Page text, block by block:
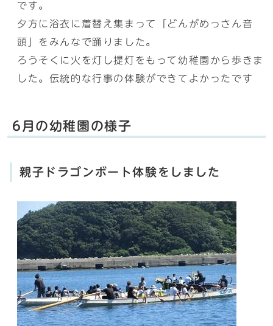
です。
夕方に浴衣に着替え集まって「どんがめっさん音
頭」をみんなで踊りました。
ろうそくに火を灯し提灯をもって幼稚園から歩きま
した。伝統的な行事の体験ができてよかったです
6月の幼稚園の様子
親子ドラゴンボート体験をしました